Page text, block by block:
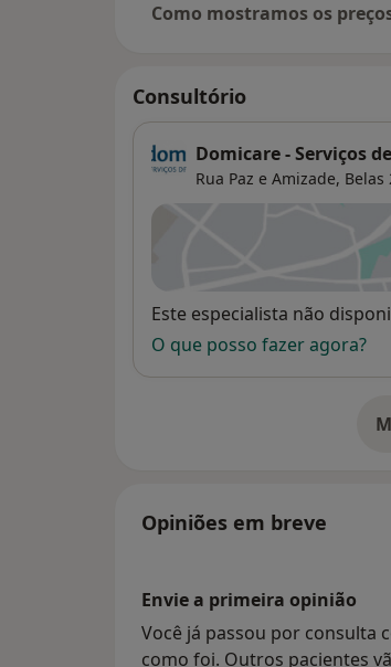
Como mostramos os
Consultório
Domicare - Serviços
Rua Paz e Amizade, Belas
Disponibilidade
Este especialista não
O que posso fazer agora?
Opiniões em breve
Envie a primeira opinião
Você já passou por consulta
como foi. Outros pacientes